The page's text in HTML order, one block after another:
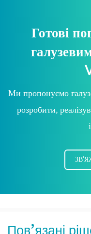
Готові
Ми пропонуємо
розробити,
Пов’язані